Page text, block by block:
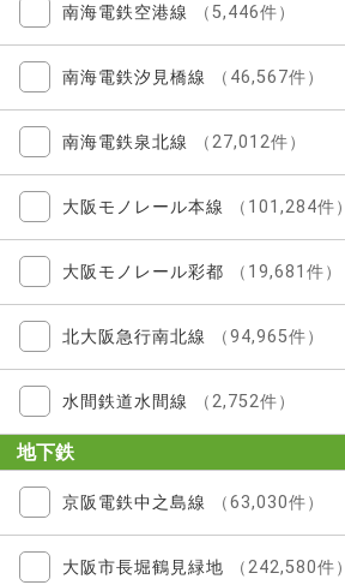
南海電鉄空港線 （5,446件）
南海電鉄汐見橋線 （46,567件）
南海電鉄泉北線 （27,012件）
大阪モノレール本線 （101,284件）
大阪モノレール彩都 （19,681件）
北大阪急行南北線 （94,965件）
水間鉄道水間線 （2,752件）
地下鉄
京阪電鉄中之島線 （63,030件）
大阪市長堀鶴見緑地 （242,580件）